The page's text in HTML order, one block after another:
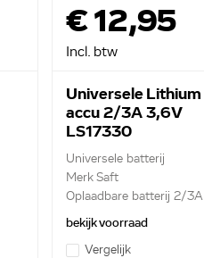
€ 12,95
Incl. btw
Universele Lithium
accu 2/3A 3,6V
LS17330
Universele batterij
Merk Saft
Oplaadbare batterij 2/3A
3,6...
bekijk voorraad
Vergelijk